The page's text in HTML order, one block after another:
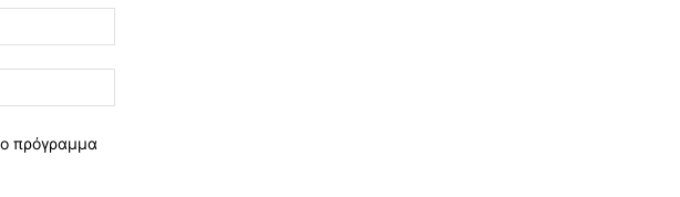
πρόγραμμα